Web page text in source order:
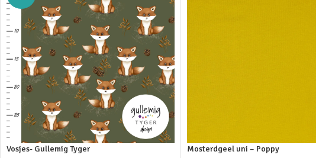
Vosjes- Gullemig Tyger Mosterdgeel uni – Poppy